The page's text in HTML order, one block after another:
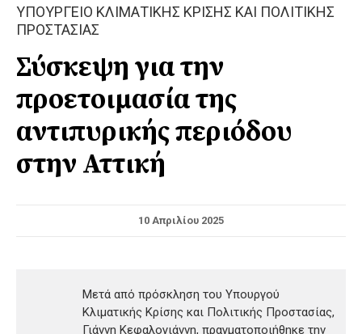
ΥΠΟΥΡΓΕΙΟ ΚΛΙΜΑΤΙΚΗΣ ΚΡΙΣΗΣ ΚΑΙ ΠΟΛΙΤΙΚΗΣ
ΠΡΟΣΤΑΣΙΑΣ
Σύσκεψη για την
προετοιμασία της
αντιπυρικής περιόδου
στην Αττική
10 Απριλίου 2025
Μετά από πρόσκληση του Υπουργού
Κλιματικής Κρίσης και Πολιτικής Προστασίας,
Γιάννη Κεφαλογιάννη, πραγματοποιήθηκε την